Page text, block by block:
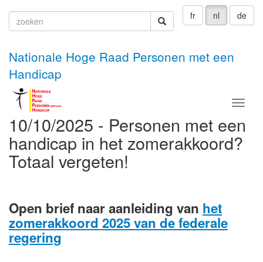
fr nl de
zoeken
Nationale Hoge Raad Personen met een
Handicap
Menu
10/10/2025 - Personen met een
handicap in het zomerakkoord?
Totaal vergeten!
Open brief naar aanleiding van het
zomerakkoord 2025 van de federale
regering